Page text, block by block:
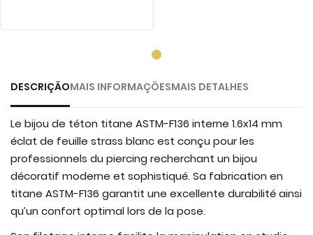
DESCRIÇÃOMAIS INFORMAÇÕESMAIS DETALHES
Le bijou de téton titane ASTM-F136 interne 1.6x14 mm
éclat de feuille strass blanc est conçu pour les
professionnels du piercing recherchant un bijou
décoratif moderne et sophistiqué. Sa fabrication en
titane ASTM-F136 garantit une excellente durabilité ainsi
qu’un confort optimal lors de la pose.